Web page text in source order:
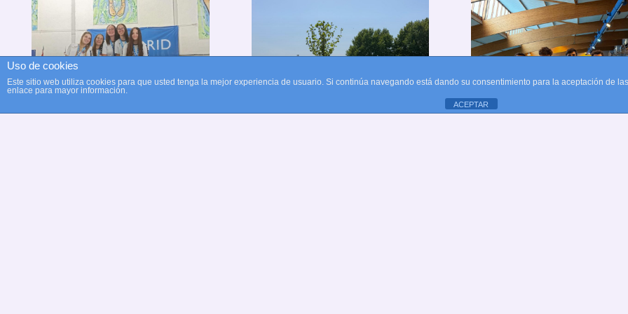
El Club Natación
El CN Alcobendas
Brilla En El XXXVI
Uso de cookies
Este sitio web utiliza cookies para que usted tenga la mejor experiencia de usuario. Si continúa navegando está dando su consentimiento para la aceptación de
enlace para mayor información.
ACEPTAR